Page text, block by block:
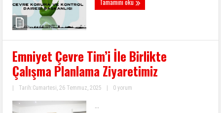
Emniyet Çevre Tim’i İle Birlikte
Çalışma Planlama Ziyaretimiz
| Tarih:Cumartesi, 26 Temmuz, 2025 | 0 yorum